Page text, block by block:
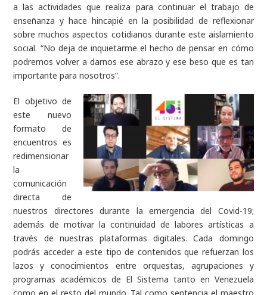
a las actividades que realiza para continuar el trabajo de
enseñanza y hace hincapié en la posibilidad de reflexionar
sobre muchos aspectos cotidianos durante este aislamiento
social. “No deja de inquietarme el hecho de pensar en cómo
podremos volver a darnos ese abrazo y ese beso que es tan
importante para nosotros”.
El objetivo de
este nuevo
formato de
encuentros es
redimensionar
la
comunicación
directa de
nuestros directores durante la emergencia del Covid-19;
además de motivar la continuidad de labores artísticas a
través de nuestras plataformas digitales. Cada domingo
podrás acceder a este tipo de contenidos que refuerzan los
lazos y conocimientos entre orquestas, agrupaciones y
programas académicos de El Sistema tanto en Venezuela